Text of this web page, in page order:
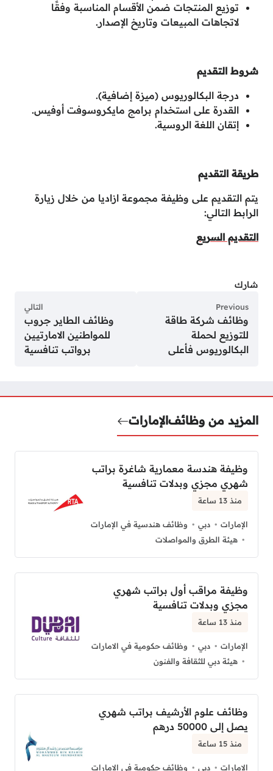
توزيع المنتجات ضمن الأقسام المناسبة وفقًا
لاتجاهات المبيعات وتاريخ الإصدار.
شروط التقديم
درجة البكالوريوس (ميزة إضافية).
القدرة على استخدام برامج مايكروسوفت أوفيس.
إتقان اللغة الروسية.
طريقة التقديم
يتم التقديم على وظيفة مجموعة ازاديا من خلال زيارة
الرابط التالي:
التقديم السريع
شارك
Previous
وظائف شركة طاقة
للتوزيع لحملة
البكالوريوس فأعلى
التالي
وظائف الطاير جروب
للمواطنين الامارتيين
برواتب تنافسية
المزيد من وظائفالإمارات
وظيفة هندسة معمارية شاغرة براتب
شهري مجزي وبدلات تنافسية
منذ 13 ساعة
الإمارات دبي
وظائف هندسية في الإمارات
هيئة الطرق والمواصلات
وظيفة مراقب أول براتب شهري
مجزي وبدلات تنافسية
منذ 13 ساعة
الإمارات دبي
وظائف حكومية في الامارات
هيئة دبي للثقافة والفنون
وظائف علوم الأرشيف براتب شهري
يصل إلى 50000 درهم
منذ 15 ساعة
الإمارات دبي وظائف حكومية في الامارات